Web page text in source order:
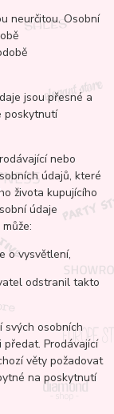
neurčitou. Osobní
jsou přesné a
poskytnutí
nebo
údajů, které
života kupujícího
údaje
o vysvětlení,
odstranil takto
svých osobních
Prodávající
věty požadovat
na poskytnutí